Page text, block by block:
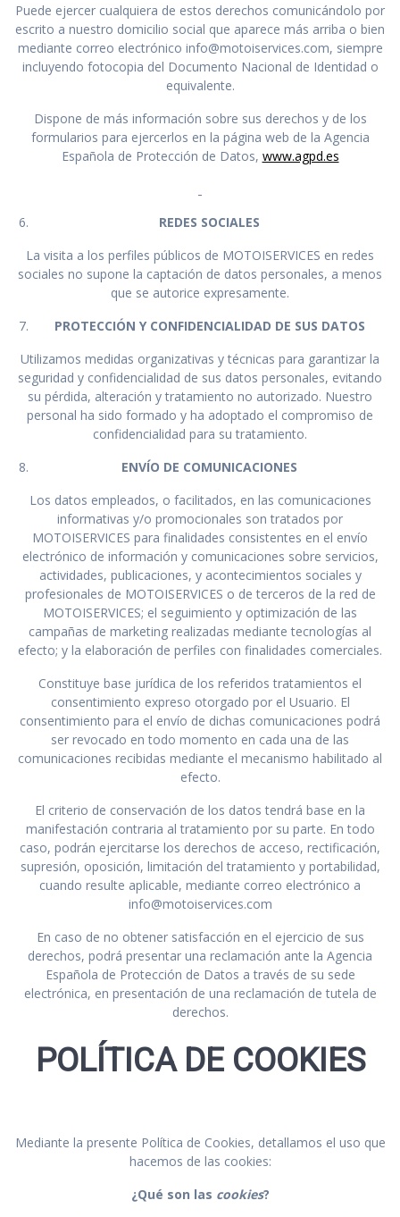
Puede ejercer cualquiera de estos derechos comunicándolo por
escrito a nuestro domicilio social que aparece más arriba o bien
mediante correo electrónico info@motoiservices.com, siempre
incluyendo fotocopia del Documento Nacional de Identidad o
equivalente.
Dispone de más información sobre sus derechos y de los
formularios para ejercerlos en la página web de la Agencia
Española de Protección de Datos, www.agpd.es
REDES SOCIALES
La visita a los perfiles públicos de MOTOISERVICES en redes
sociales no supone la captación de datos personales, a menos
que se autorice expresamente.
PROTECCIÓN Y CONFIDENCIALIDAD DE SUS DATOS
Utilizamos medidas organizativas y técnicas para garantizar la
seguridad y confidencialidad de sus datos personales, evitando
su pérdida, alteración y tratamiento no autorizado. Nuestro
personal ha sido formado y ha adoptado el compromiso de
confidencialidad para su tratamiento.
ENVÍO DE COMUNICACIONES
Los datos empleados, o facilitados, en las comunicaciones
informativas y/o promocionales son tratados por
MOTOISERVICES para finalidades consistentes en el envío
electrónico de información y comunicaciones sobre servicios,
actividades, publicaciones, y acontecimientos sociales y
profesionales de MOTOISERVICES o de terceros de la red de
MOTOISERVICES; el seguimiento y optimización de las
campañas de marketing realizadas mediante tecnologías al
efecto; y la elaboración de perfiles con finalidades comerciales.
Constituye base jurídica de los referidos tratamientos el
consentimiento expreso otorgado por el Usuario. El
consentimiento para el envío de dichas comunicaciones podrá
ser revocado en todo momento en cada una de las
comunicaciones recibidas mediante el mecanismo habilitado al
efecto.
El criterio de conservación de los datos tendrá base en la
manifestación contraria al tratamiento por su parte. En todo
caso, podrán ejercitarse los derechos de acceso, rectificación,
supresión, oposición, limitación del tratamiento y portabilidad,
cuando resulte aplicable, mediante correo electrónico a
info@motoiservices.com
En caso de no obtener satisfacción en el ejercicio de sus
derechos, podrá presentar una reclamación ante la Agencia
Española de Protección de Datos a través de su sede
electrónica, en presentación de una reclamación de tutela de
derechos.
POLÍTICA DE COOKIES
Mediante la presente Política de Cookies, detallamos el uso que
hacemos de las cookies:
¿Qué son las cookies?